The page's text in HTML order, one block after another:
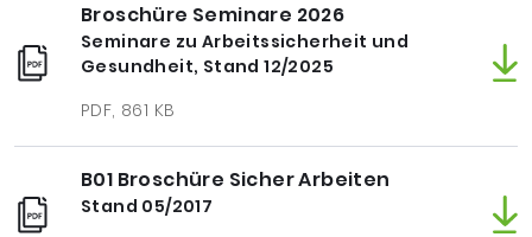
Broschüre Seminare 2026
Seminare zu Arbeitssicherheit und
Gesundheit, Stand 12/2025
PDF, 861 KB
B01 Broschüre Sicher Arbeiten
Stand 05/2017